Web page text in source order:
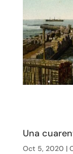
Una
Oct 5, 2020 |